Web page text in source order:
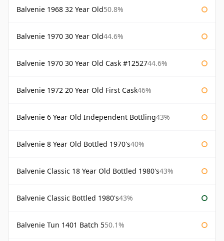
Balvenie 1968 32 Year Old50.8%
Balvenie 1970 30 Year Old44.6%
Balvenie 1970 30 Year Old Cask #1252744.6%
Balvenie 1972 20 Year Old First Cask46%
Balvenie 6 Year Old Independent Bottling43%
Balvenie 8 Year Old Bottled 1970's40%
Balvenie Classic 18 Year Old Bottled 1980's43%
Balvenie Classic Bottled 1980's43%
Balvenie Tun 1401 Batch 550.1%